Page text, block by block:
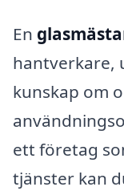
En
hantverkare,
kunskap om
ett företag
tjänster kan